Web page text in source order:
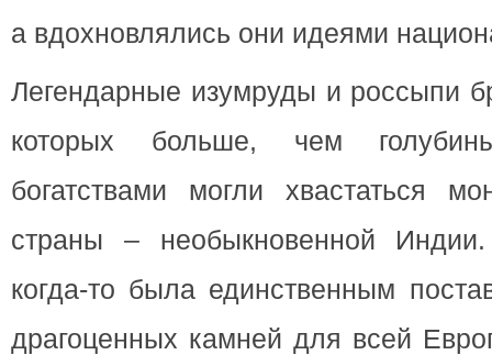
а вдохновлялись они идеями
Легендарные изумруды и россыпи
которых больше, чем
богатствами могли хвастаться
страны – необыкновенной
когда-то была единственным
драгоценных камней для всей